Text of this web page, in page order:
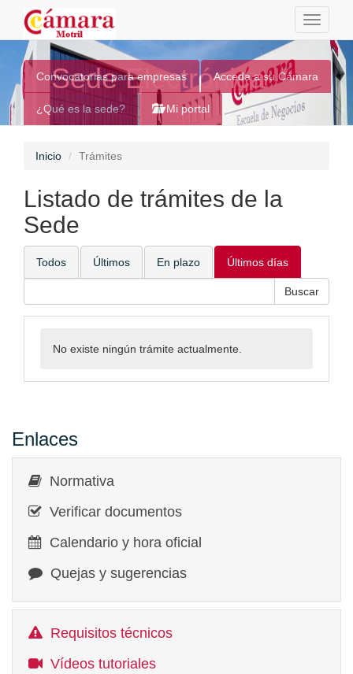
Toggle
Sede Electrónica
Convocatorias para empresas Acceda a su Cámara
¿Qué es la sede? Mi portal
Inicio Trámites
Listado de trámites de la
Sede
Todos Últimos En plazo Últimos días
No existe ningún trámite actualmente.
Enlaces
Normativa
Verificar documentos
Calendario y hora oficial
Quejas y sugerencias
Requisitos técnicos
Vídeos tutoriales